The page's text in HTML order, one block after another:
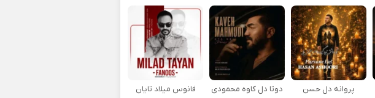
پروانه دل حسن
دوتا دل کاوه محمودی فانوس میلاد تایان